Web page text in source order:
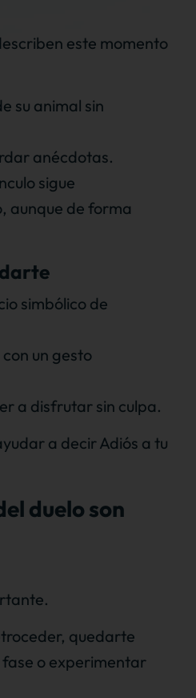
este momento
su animal sin
anécdotas.
sigue
aunque de forma
simbólico de
un gesto
a disfrutar sin culpa.
duelo son
quedarte
o experimentar